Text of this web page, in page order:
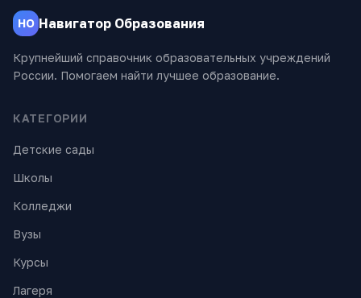
НО Навигатор Образования
Крупнейший справочник образовательных учреждений
России. Помогаем найти лучшее образование.
КАТЕГОРИИ
Детские сады
Школы
Колледжи
Вузы
Курсы
Лагеря